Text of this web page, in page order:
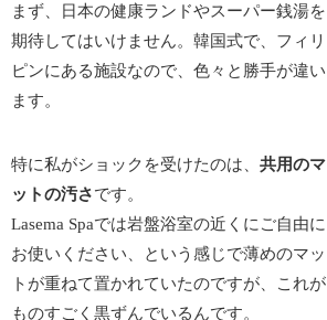
まず、日本の健康ランドやスーパー銭湯を
期待してはいけません。韓国式で、フィリ
ピンにある施設なので、色々と勝手が違い
ます。
特に私がショックを受けたのは、共用のマ
ットの汚さです。
Lasema Spaでは岩盤浴室の近くにご自由に
お使いください、という感じで薄めのマッ
トが重ねて置かれていたのですが、これが
ものすごく黒ずんでいるんです。